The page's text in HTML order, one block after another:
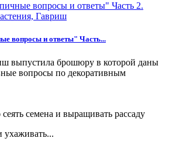
вопросы и ответы" Часть...
выпустила брошюру в которой даны
вопросы по декоративным
семена и выращивать рассаду
ухаживать...